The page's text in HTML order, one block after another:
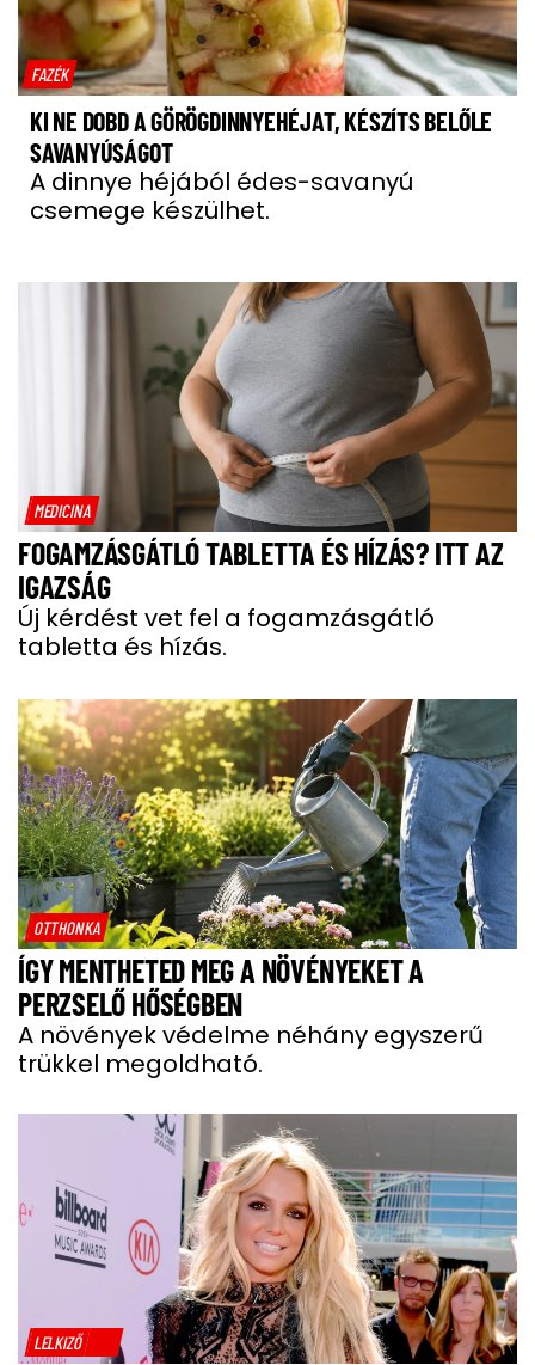
FAZÉK
KI NE DOBD A GÖRÖGDINNYEHÉJAT, KÉSZÍTS BELŐLE
SAVANYÚSÁGOT
A dinnye héjából édes-savanyú
csemege készülhet.
MEDICINA
FOGAMZÁSGÁTLÓ TABLETTA ÉS HÍZÁS? ITT AZ
IGAZSÁG
Új kérdést vet fel a fogamzásgátló
tabletta és hízás.
OTTHONKA
ÍGY MENTHETED MEG A NÖVÉNYEKET A
PERZSELŐ HŐSÉGBEN
A növények védelme néhány egyszerű
trükkel megoldható.
LELKIZŐ